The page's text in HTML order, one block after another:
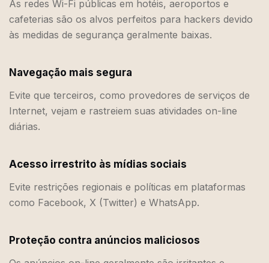
As redes Wi-Fi públicas em hotéis, aeroportos e
cafeterias são os alvos perfeitos para hackers devido
às medidas de segurança geralmente baixas.
Navegação mais segura
Evite que terceiros, como provedores de serviços de
Internet, vejam e rastreiem suas atividades on-line
diárias.
Acesso irrestrito às mídias sociais
Evite restrições regionais e políticas em plataformas
como Facebook, X (Twitter) e WhatsApp.
Proteção contra anúncios maliciosos